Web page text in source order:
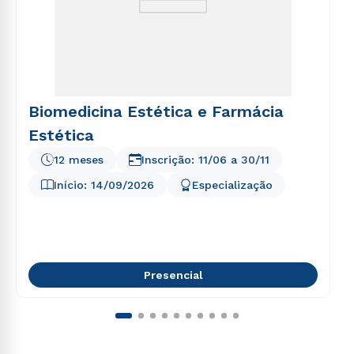
Biomedicina Estética e Farmácia
Estética
Início: 14/09/2026
12 meses
Especialização
Inscrição: 11/06 a 30/11
Presencial